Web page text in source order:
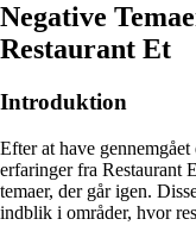
Negative
Restaurant Et
Introduktion
Efter at have
erfaringer fra Restaurant
temaer, der går igen.
indblik i områder, hvor